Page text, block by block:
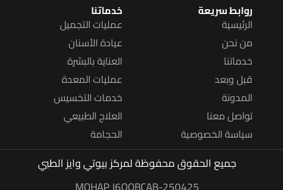
روابط سريعة
الرئيسية
من نحن
خدماتنا
قبل وبعد
المدونة
تواصل معنا
سياسة الخصوصية
خدماتنا
عمليات التجميل
عيادة الأسنان
العناية بالبشرة
عمليات المعدة
خدمات التخسيس
العلاج الطبيعي
الحجامة
جميع الحقوق محفوظةلمركز بيوتي وايز الطبي